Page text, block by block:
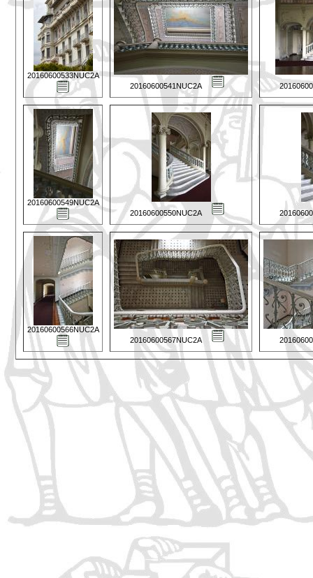
20160600533NUC2A
20160600541NUC2A
20160600549NUC2A
20160600550NUC2A
20160600566NUC2A
20160600567NUC2A